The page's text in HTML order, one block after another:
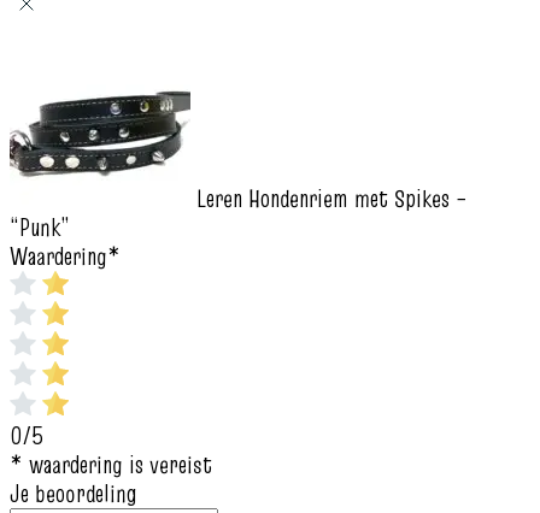
Leren Hondenriem met Spikes –
“Punk”
Waardering*
0/5
* waardering is vereist
Je beoordeling